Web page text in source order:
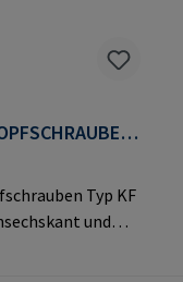
Typ KF
und